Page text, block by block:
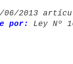
06/2013
por:
Ley Nº